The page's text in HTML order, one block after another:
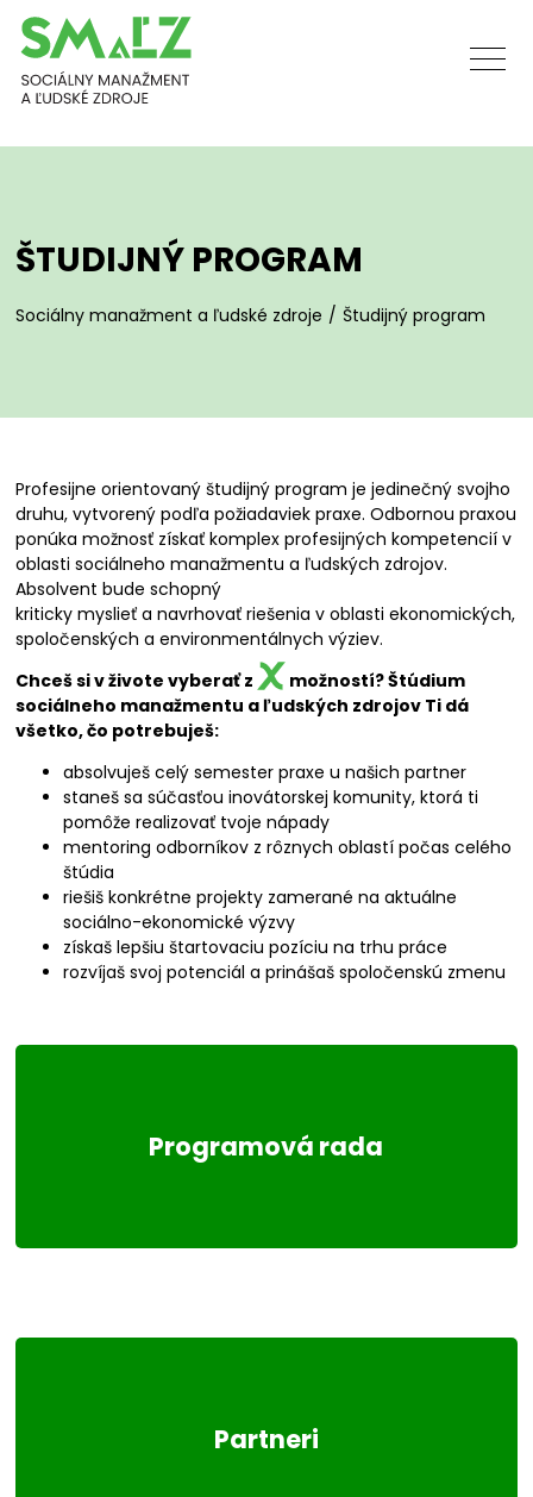
ŠTUDIJNÝ PROGRAM
Sociálny manažment a ľudské zdroje Študijný program
Profesijne orientovaný študijný program je jedinečný svojho
druhu, vytvorený podľa požiadaviek praxe. Odbornou praxou
ponúka možnosť získať komplex profesijných kompetencií v
oblasti sociálneho manažmentu a ľudských zdrojov.
Absolvent bude schopný
kriticky myslieť a navrhovať riešenia v oblasti ekonomických,
spoločenských a environmentálnych výziev.
Chceš si v živote vyberať z
možností? Štúdium
sociálneho manažmentu a ľudských zdrojov Ti dá
všetko, čo potrebuješ:
absolvuješ celý semester praxe u našich partner
staneš sa súčasťou inovátorskej komunity, ktorá ti
pomôže realizovať tvoje nápady
mentoring odborníkov z rôznych oblastí počas celého
štúdia
riešiš konkrétne projekty zamerané na aktuálne
sociálno-ekonomické výzvy
získaš lepšiu štartovaciu pozíciu na trhu práce
rozvíjaš svoj potenciál a prinášaš spoločenskú zmenu
Programová rada
Partneri